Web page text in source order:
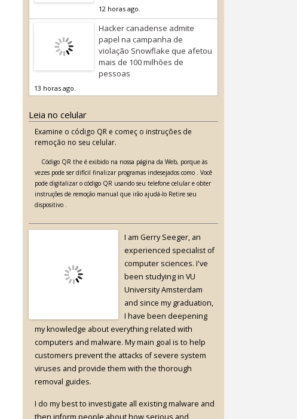
12 horas ago.
Hacker canadense admite
papel na campanha de
violação Snowflake que afetou
mais de 100 milhões de
pessoas
13 horas ago.
Leia no celular
Examine o código QR e começ o instruções de
remoção no seu celular.
Código QR the é exibido na nossa página da Web, porque às
vezes pode ser difícil finalizar programas indesejados como . Você
pode digitalizar o código QR usando seu telefone celular e obter
instruções de remoção manual que irão ajudá-lo Retire seu
dispositivo .
I am Gerry Seeger, an
experienced specialist of
computer sciences. I've
been studying in VU
University Amsterdam
and since my graduation,
I have been deepening
my knowledge about everything related with
computers and malware. My main goal is to help
customers prevent the attacks of severe system
viruses and provide them with the thorough
removal guides.
I do my best to investigate all existing malware and